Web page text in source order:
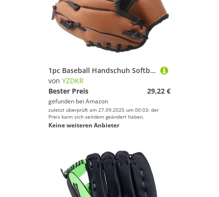
1pc Baseball Handschuh Softball Übung Ausrüstung Größe 9,5/10,5/11,5/12,5 Erwachsene Zug Liefert Outdoor Sport für Baseball(Brown,12.5 inch)
von YZDKR
Bester Preis
29,22 €
gefunden bei Amazon
zuletzt überprüft am 27.09.2025 um 00:03; der
Preis kann sich seitdem geändert haben.
Keine weiteren Anbieter